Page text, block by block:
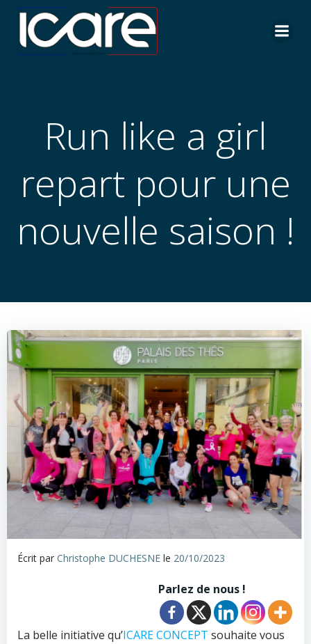
Aller
au
Run like a girl
repart pour une
nouvelle saison !
Écrit par Christophe DUCHESNE le 20/10/2023
Parlez de nous !
La belle initiative qu’ICARE CONCEPT souhaite vous